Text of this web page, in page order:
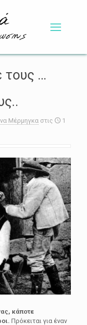
τους …
Μέρμηγκα στις
1
κάποτε
Πρόκειται για έναν